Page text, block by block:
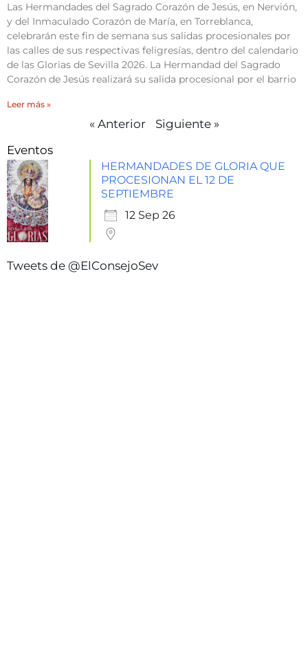
Las Hermandades del Sagrado Corazón de Jesús, en Nervión,
y del Inmaculado Corazón de María, en Torreblanca,
celebrarán este fin de semana sus salidas procesionales por
las calles de sus respectivas feligresías, dentro del calendario
de las Glorias de Sevilla 2026. La Hermandad del Sagrado
Corazón de Jesús realizará su salida procesional por el barrio
Leer más »
« Anterior
Siguiente »
Eventos
HERMANDADES DE GLORIA QUE
PROCESIONAN EL 12 DE
SEPTIEMBRE
12 Sep 26
Tweets de @ElConsejoSev